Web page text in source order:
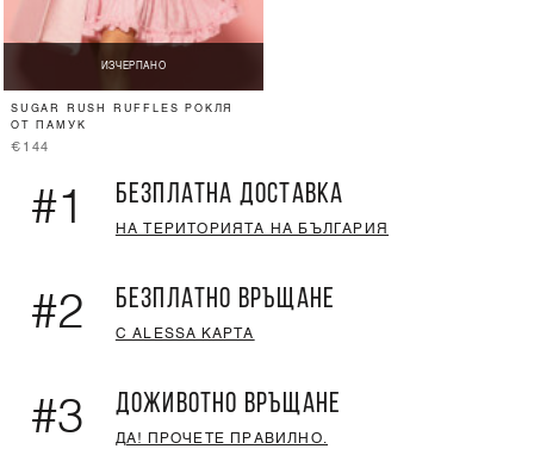
ИЗЧЕРПАНО
SUGAR RUSH RUFFLES РОКЛЯ
ОТ ПАМУК
€144
#1 БЕЗПЛАТНА ДОСТАВКА
НА ТЕРИТОРИЯТА НА БЪЛГАРИЯ
#2 БЕЗПЛАТНО ВРЪЩАНЕ
С ALESSA КАРТА
#3 ДОЖИВОТНО ВРЪЩАНЕ
ДА! ПРОЧЕТЕ ПРАВИЛНО.